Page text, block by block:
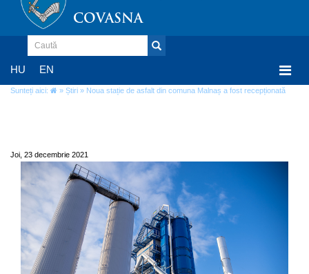
COVASNA
HU EN
Sunteți aici: » Știri » Noua stație de asfalt din comuna Malnaș a fost recepționată
Joi, 23 decembrie 2021